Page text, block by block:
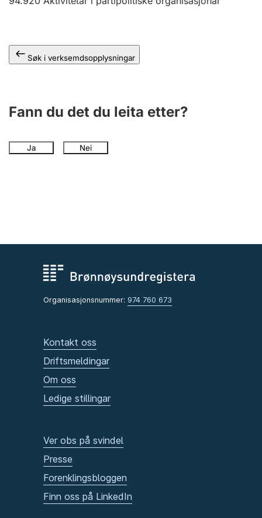
Søk i verksemdsopplysningar
Fann du det du leita etter?
Ja Nei
Organisasjonsnummer: 974 760 673
Kontakt oss
Driftsmeldingar
Om oss
Ledige stillingar
Ver obs på svindel
Presse
Forenklingsbloggen
Finn oss på LinkedIn